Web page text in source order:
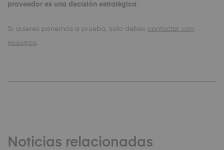
proveedor es una decisión estratégica.
Si quieres ponernos a prueba, solo debes contactar con
nosotros.
Noticias relacionadas